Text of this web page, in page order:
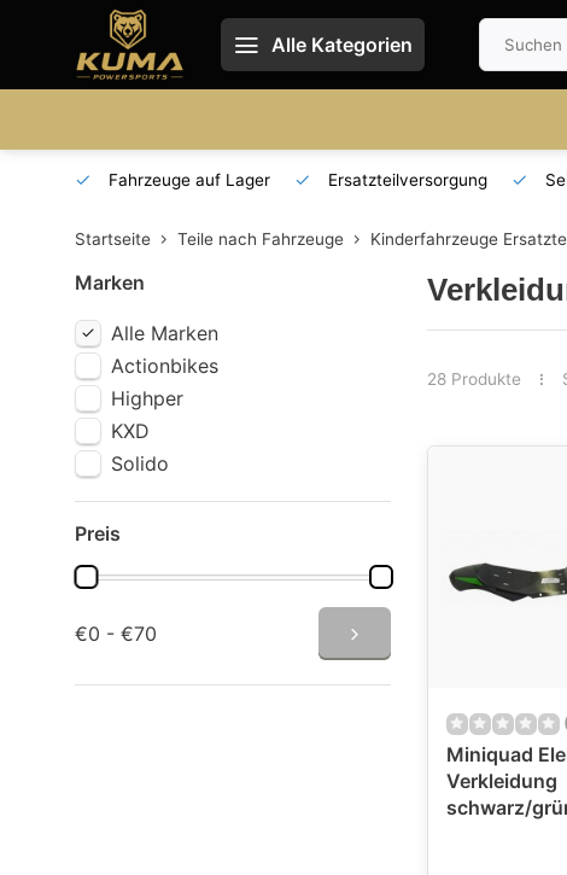
Alle Kategorien
Fahrzeuge auf Lager Ersatzteilversorgung
Startseite Teile nach Fahrzeuge Kinderfahrzeuge
Marken
Alle Marken
Actionbikes
Highper
KXD
Solido
Preis
€0 - €70
28 Produkte
Miniquad
Verkleidung
schwarz/